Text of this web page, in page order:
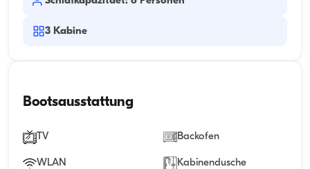
3 Kabine
Bootsausstattung
TV Backofen
WLAN Kabinendusche